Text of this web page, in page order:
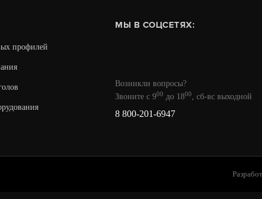
профилей
МЫ В СОЦСЕТЯХ:
Возникли вопросы?
Звоните с 900 до 1800, сб-вс выходной
8 800-201-6947